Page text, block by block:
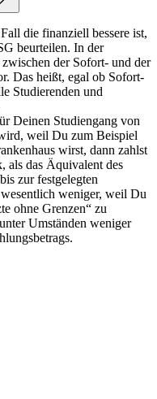
die finanziell bessere ist,
beurteilen. In der
der Sofort- und der
Das heißt, egal ob Sofort-
Studierenden und
Deinen Studiengang von
weil Du zum Beispiel
wirst, dann zahlst
als das Äquivalent des
zur festgelegten
weniger, weil Du
ohne Grenzen“ zu
Umständen weniger